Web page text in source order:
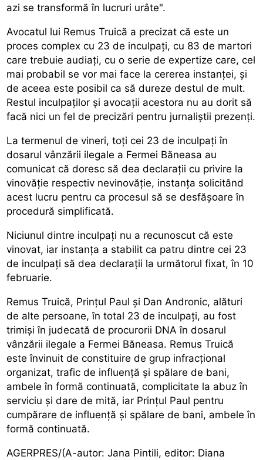
azi se transformă în lucruri urâte".
Avocatul lui Remus Truică a precizat că este un
proces complex cu 23 de inculpați, cu 83 de martori
care trebuie audiați, cu o serie de expertize care, cel
mai probabil se vor mai face la cererea instanței, și
de aceea este posibil ca să dureze destul de mult.
Restul inculpaților și avocații acestora nu au dorit să
facă nici un fel de precizări pentru jurnaliștii prezenți.
La termenul de vineri, toți cei 23 de inculpați în
dosarul vânzării ilegale a Fermei Băneasa au
comunicat că doresc să dea declarații cu privire la
vinovăție respectiv nevinovăție, instanța solicitând
acest lucru pentru ca procesul să se desfășoare în
procedură simplificată.
Niciunul dintre inculpați nu a recunoscut că este
vinovat, iar instanța a stabilit ca patru dintre cei 23
de inculpați să dea declarații la următorul fixat, în 10
februarie.
Remus Truică, Prințul Paul și Dan Andronic, alături
de alte persoane, în total 23 de inculpați, au fost
trimiși în judecată de procurorii DNA în dosarul
vânzării ilegale a Fermei Băneasa. Remus Truică
este învinuit de constituire de grup infracțional
organizat, trafic de influență și spălare de bani,
ambele în formă continuată, complicitate la abuz în
serviciu și dare de mită, iar Prințul Paul pentru
cumpărare de influență și spălare de bani, ambele în
formă continuată.
AGERPRES/(A-autor: Jana Pintili, editor: Diana